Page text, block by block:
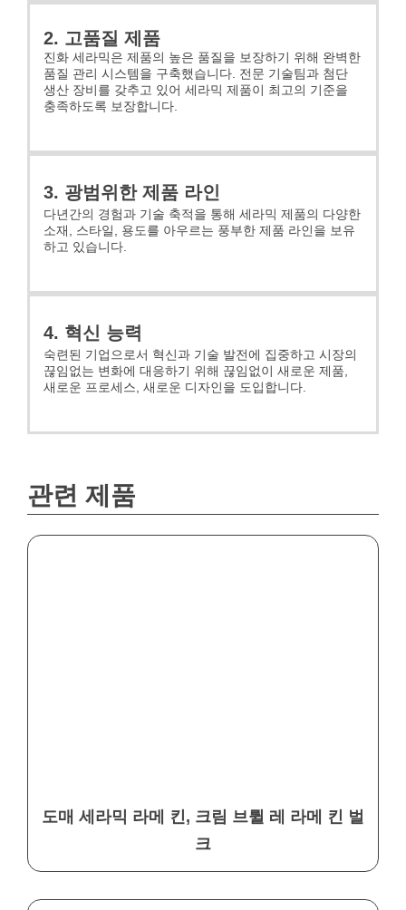
2. 고품질 제품
진화 세라믹은 제품의 높은 품질을 보장하기 위해 완벽한
품질 관리 시스템을 구축했습니다. 전문 기술팀과 첨단
생산 장비를 갖추고 있어 세라믹 제품이 최고의 기준을
충족하도록 보장합니다.
3. 광범위한 제품 라인
다년간의 경험과 기술 축적을 통해 세라믹 제품의 다양한
소재, 스타일, 용도를 아우르는 풍부한 제품 라인을 보유
하고 있습니다.
4. 혁신 능력
숙련된 기업으로서 혁신과 기술 발전에 집중하고 시장의
끊임없는 변화에 대응하기 위해 끊임없이 새로운 제품,
새로운 프로세스, 새로운 디자인을 도입합니다.
관련 제품
도매 세라믹 라메 킨, 크림 브륄 레 라메 킨 벌
크